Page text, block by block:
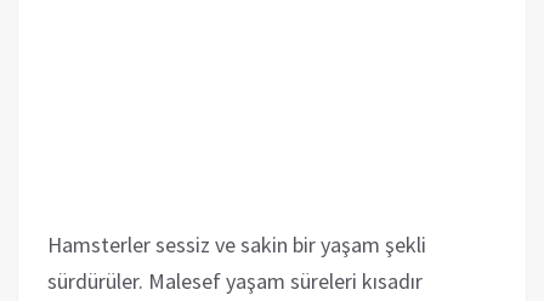
Hamsterler sessiz ve sakin bir yaşam şekli
sürdürüler. Malesef yaşam süreleri kısadır